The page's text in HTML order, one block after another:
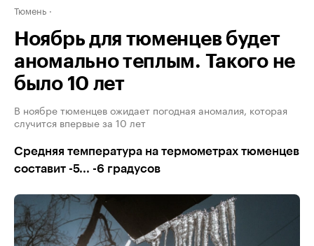
Тюмень
Ноябрь для тюменцев будет
аномально теплым. Такого не
было 10 лет
В ноябре тюменцев ожидает погодная аномалия, которая
случится впервые за 10 лет
Средняя температура на термометрах тюменцев
составит -5... -6 градусов